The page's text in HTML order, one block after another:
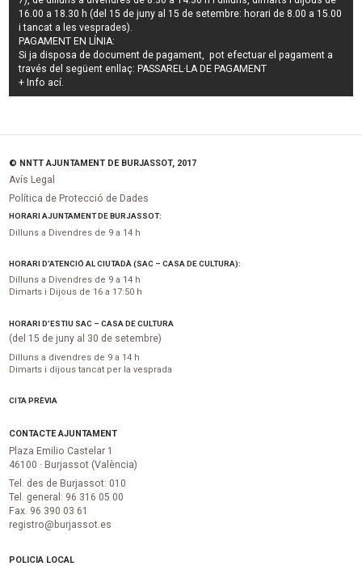
16.00 a 18.30 h (del 15 de juny al 15 de setembre: horari de 8.00 a 15.00
i tancat a les vesprades).
PAGAMENT EN LÍNIA:
Si ja disposa de document de pagament, pot efectuar el pagament a
través del següent enllaç: PASSAREL·LA DE PAGAMENT
+ Info ací.
© NNTT AJUNTAMENT DE BURJASSOT, 2017
Avís Legal
Política de Protecció de Dades
HORARI AJUNTAMENT DE BURJASSOT:
Dilluns a Divendres de 9 a 14 h
HORARI D’ATENCIÓ AL CIUTADÀ (SAC – CASA DE CULTURA):
Dilluns a Divendres de 9 a 14 h
Dimarts i Dijous de 16 a 17:50 h
HORARI D’ESTIU SAC – CASA DE CULTURA
(del 15 de juny al 30 de setembre)
Dilluns a divendres de 9 a 14 h
Dimarts i dijous tancat per la vesprada
CITA PRÈVIA
CONTACTE AJUNTAMENT
Plaza Emilio Castelar 1
46100 · Burjassot (València)
Tel. des de Burjassot: 010
Tel. general: 96 316 05 00
Fax. 96 390 03 61
registro@burjassot.es
POLICIA LOCAL